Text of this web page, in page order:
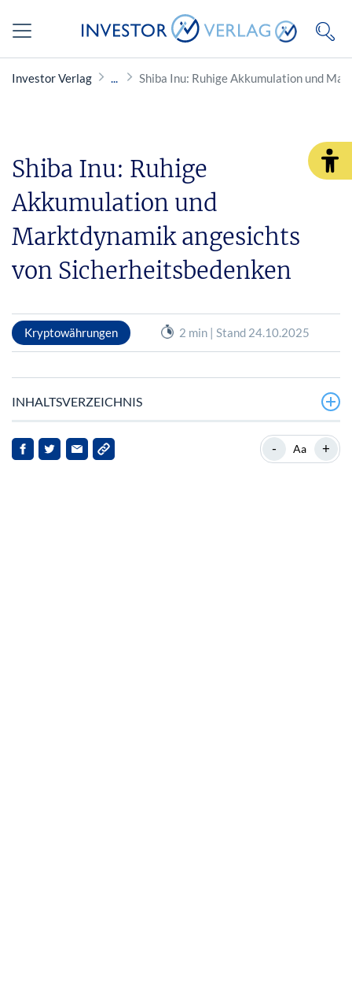
Investor Verlag Shiba Inu: Ruhige Akkumulation und
Shiba Inu: Ruhige
Akkumulation und
Marktdynamik angesichts
von Sicherheitsbedenken
Kryptowährungen 2 min | Stand 24.10.2025
INHALTSVERZEICHNIS
Die ruhige Akkumulation von Shiba Inu signalisiert
potenzielle Marktbewegungen
- Aa +